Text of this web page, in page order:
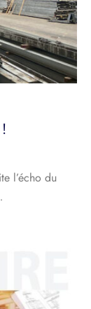
l’écho du